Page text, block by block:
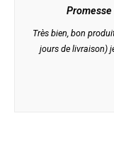
Très bien, bon
jours de livraison)